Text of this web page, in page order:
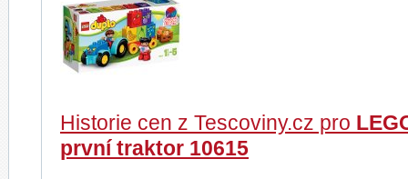
Historie cen z Tescoviny.cz pro
první traktor 10615